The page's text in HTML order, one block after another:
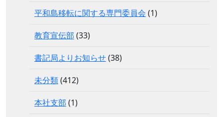
平和島移転に関する専門委員会 (1)
教育宣伝部 (33)
書記局よりお知らせ(38)
未分類(412)
本社支部 (1)